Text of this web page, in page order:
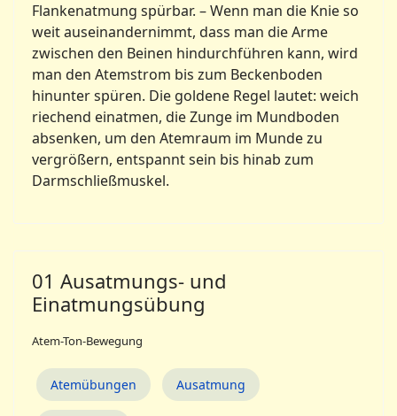
Flankenatmung spürbar. – Wenn man die Knie so
weit auseinandernimmt, dass man die Arme
zwischen den Beinen hindurchführen kann, wird
man den Atemstrom bis zum Beckenboden
hinunter spüren. Die goldene Regel lautet: weich
riechend einatmen, die Zunge im Mundboden
absenken, um den Atemraum im Munde zu
vergrößern, entspannt sein bis hinab zum
Darmschließmuskel.
01 Ausatmungs- und
Einatmungsübung
Atem-Ton-Bewegung
Atemübungen Ausatmung